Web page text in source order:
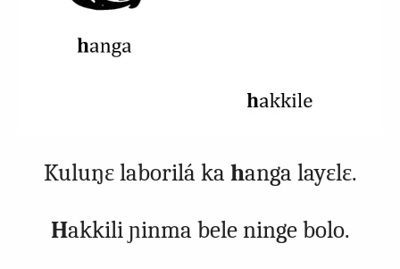
Kuluŋɛ laborilá ka hanga layɛlɛ.
Hakkili ɲinma bele ninge bolo.